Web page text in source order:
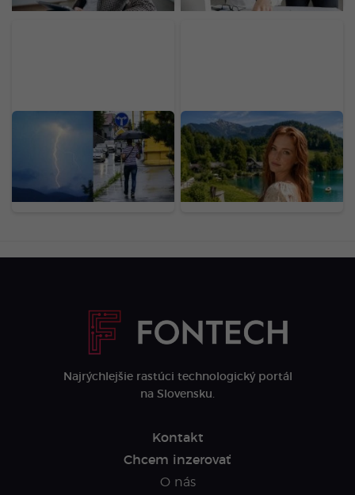
Koniec pekelných
horúčav na Slovensku:
Teploty spadnú aj o viac
ako 10 stupňov,
meteorológovia vydali
varovania
Rakúsko má 400 jazier
na kúpanie, najlepšie
nájdeš „na skok“ od
Bratislavy
Najrýchlejšie rastúci technologický portál
na Slovensku.
Kontakt
Chcem inzerovať
O nás